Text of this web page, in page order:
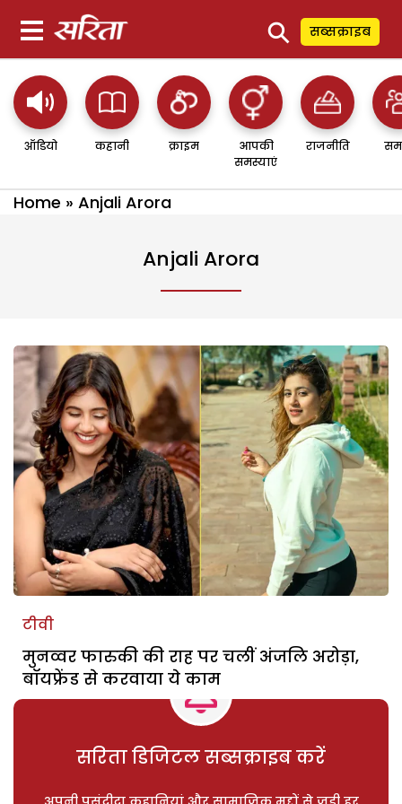
⚲ सब्सक्राइब
ऑडियो कहानी क्राइम
आपकी
समस्याएं
राजनीति
Home » Anjali Arora
Anjali Arora
टीवी
मुनव्वर फारुकी की राह पर चलीं अंजलि अरोड़ा,
बॉयफ्रेंड से करवाया ये काम
सरिता डिजिटल सब्सक्राइब करें